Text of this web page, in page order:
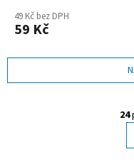
49 Kč bez DPH
59 Kč
24